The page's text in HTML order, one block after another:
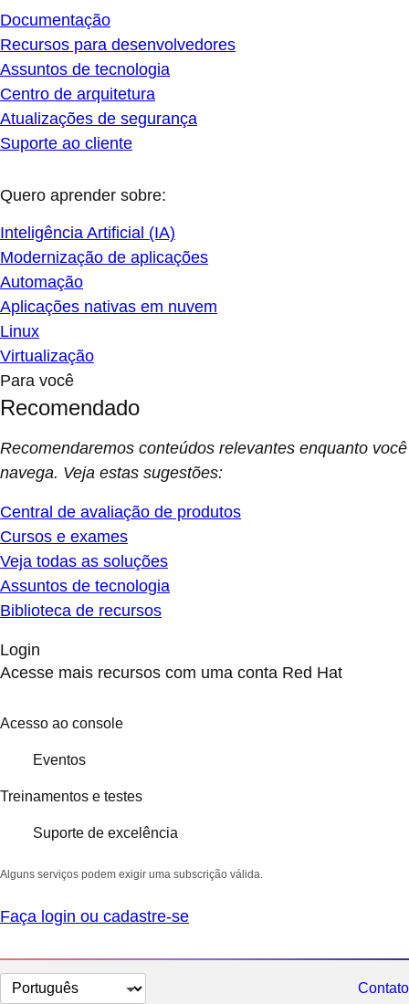
Documentação
Recursos para desenvolvedores
Assuntos de tecnologia
Centro de arquitetura
Atualizações de segurança
Suporte ao cliente
Quero aprender sobre:
Inteligência Artificial (IA)
Modernização de aplicações
Automação
Aplicações nativas em nuvem
Linux
Virtualização
Para você
Recomendado
Recomendaremos conteúdos relevantes enquanto você
navega. Veja estas sugestões:
Central de avaliação de produtos
Cursos e exames
Veja todas as soluções
Assuntos de tecnologia
Biblioteca de recursos
Login
Acesse mais recursos com uma conta Red Hat
Acesso ao console
Eventos
Treinamentos e testes
Suporte de excelência
Alguns serviços podem exigir uma subscrição válida.
Faça login ou cadastre-se
Selecionar
Contato